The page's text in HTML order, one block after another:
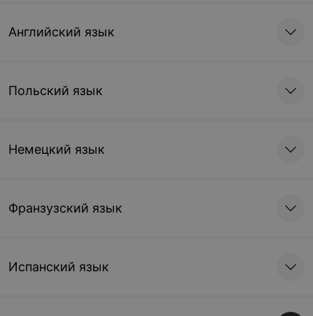
Английский язык
Польский язык
Немецкий язык
Франзузский язык
Испанский язык